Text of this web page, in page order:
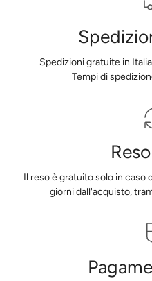
Spedizioni gratuite in
Tempi di
Il reso è gratuito solo in caso
giorni dall'acquisto,